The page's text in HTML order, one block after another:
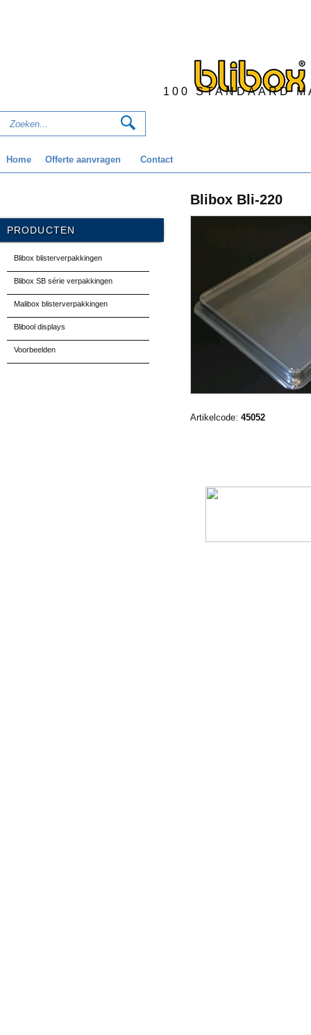
100 STANDAARD
Home Offerte aanvragen Contact
PRODUCTEN
Blibox blisterverpakkingen
Blibox SB série verpakkingen
Malibox blisterverpakkingen
Blibool displays
Voorbeelden
Blibox Bli-220
Artikelcode: 45052